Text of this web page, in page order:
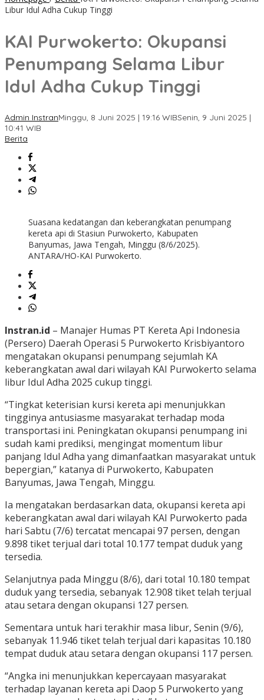
Libur Idul Adha Cukup Tinggi
KAI Purwokerto: Okupansi
Penumpang Selama Libur
Idul Adha Cukup Tinggi
Admin InstranMinggu, 8 Juni 2025 | 19:16 WIBSenin, 9 Juni 2025 |
10:41 WIB
Berita
Suasana kedatangan dan keberangkatan penumpang
kereta api di Stasiun Purwokerto, Kabupaten
Banyumas, Jawa Tengah, Minggu (8/6/2025).
ANTARA/HO-KAI Purwokerto.
Instran.id – Manajer Humas PT Kereta Api Indonesia
(Persero) Daerah Operasi 5 Purwokerto Krisbiyantoro
mengatakan okupansi penumpang sejumlah KA
keberangkatan awal dari wilayah KAI Purwokerto selama
libur Idul Adha 2025 cukup tinggi.
“Tingkat keterisian kursi kereta api menunjukkan
tingginya antusiasme masyarakat terhadap moda
transportasi ini. Peningkatan okupansi penumpang ini
sudah kami prediksi, mengingat momentum libur
panjang Idul Adha yang dimanfaatkan masyarakat untuk
bepergian,” katanya di Purwokerto, Kabupaten
Banyumas, Jawa Tengah, Minggu.
Ia mengatakan berdasarkan data, okupansi kereta api
keberangkatan awal dari wilayah KAI Purwokerto pada
hari Sabtu (7/6) tercatat mencapai 97 persen, dengan
9.898 tiket terjual dari total 10.177 tempat duduk yang
tersedia.
Selanjutnya pada Minggu (8/6), dari total 10.180 tempat
duduk yang tersedia, sebanyak 12.908 tiket telah terjual
atau setara dengan okupansi 127 persen.
Sementara untuk hari terakhir masa libur, Senin (9/6),
sebanyak 11.946 tiket telah terjual dari kapasitas 10.180
tempat duduk atau setara dengan okupansi 117 persen.
“Angka ini menunjukkan kepercayaan masyarakat
terhadap layanan kereta api Daop 5 Purwokerto yang